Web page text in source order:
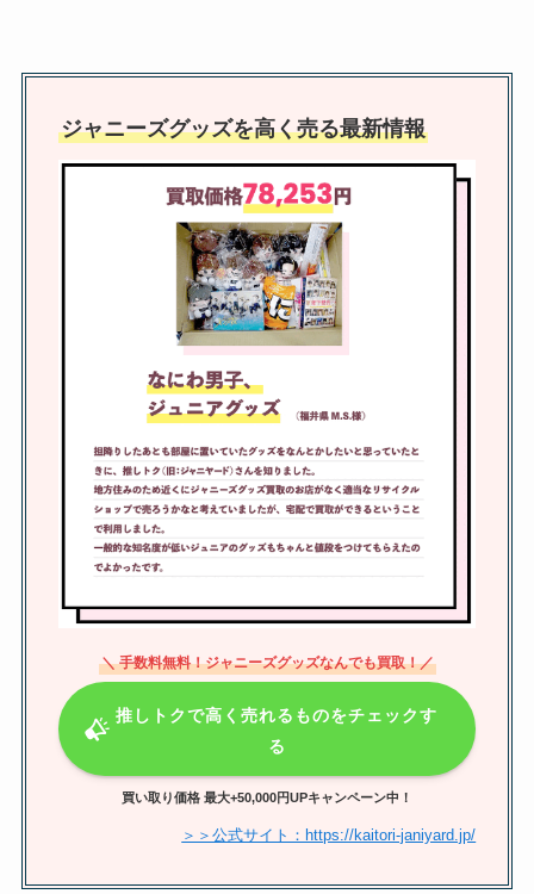
ジャニーズの物販で買えるのは？
てやグッズ整理券の取り方解説
ジャニーズの公式写真を売るに
は？買取相場や持ち込みできるお
すすめ店舗は？
仙台でジャニーズグッズが買える
店舗は？ジャニランド出店情報も
したした方がいい？当たりやすい
ジャニーズグッズの買取のまんだ
らけの評判は？口コミや買取でき
ないもの・持ち込み時間など調査
ジャニーズライブは何時間前に行
ジャニーズグッズを高く売る最新情報
＼ 手数料無料！ジャニーズグッズなんでも買取！／
推しトクで高く売れるものをチェックす
る
買い取り価格 最大+50,000円UPキャンペーン中！
＞＞公式サイト：https://kaitori-janiyard.jp/